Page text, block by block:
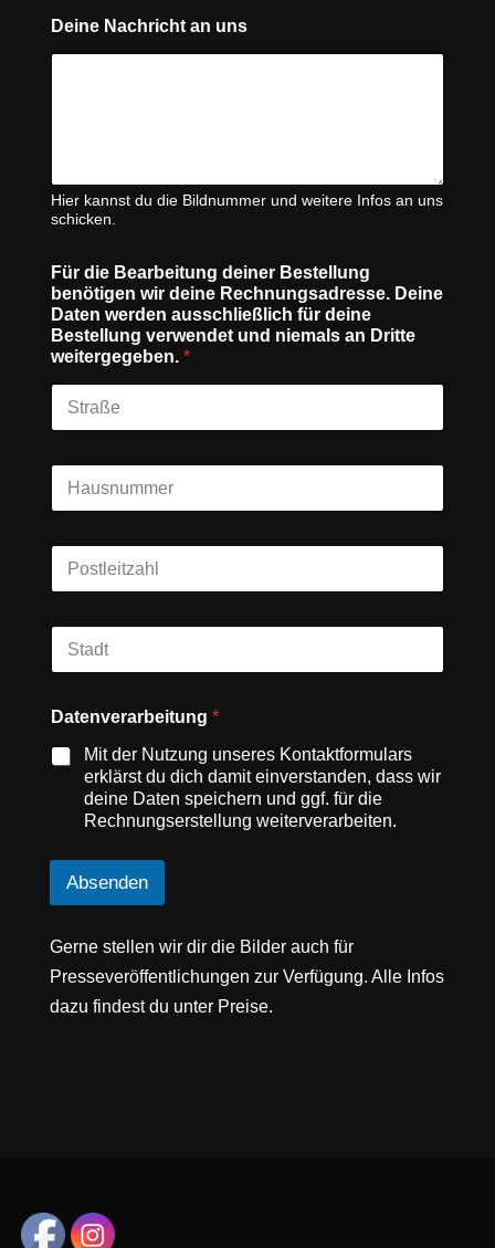
Deine Nachricht an uns
Hier kannst du die Bildnummer und weitere Infos an uns
schicken.
Für die Bearbeitung deiner Bestellung
benötigen wir deine Rechnungsadresse. Deine
Daten werden ausschließlich für deine
Bestellung verwendet und niemals an Dritte
weitergegeben. *
Datenverarbeitung *
Mit der Nutzung unseres Kontaktformulars
erklärst du dich damit einverstanden, dass wir
deine Daten speichern und ggf. für die
Rechnungserstellung weiterverarbeiten.
Absenden
Gerne stellen wir dir die Bilder auch für
Presseveröffentlichungen zur Verfügung. Alle Infos
dazu findest du unter Preise.